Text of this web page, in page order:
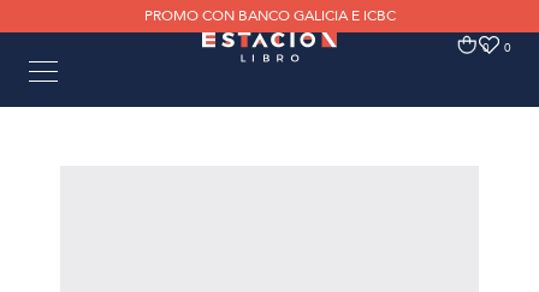
PROMO CON BANCO GALICIA E ICBC
0 0